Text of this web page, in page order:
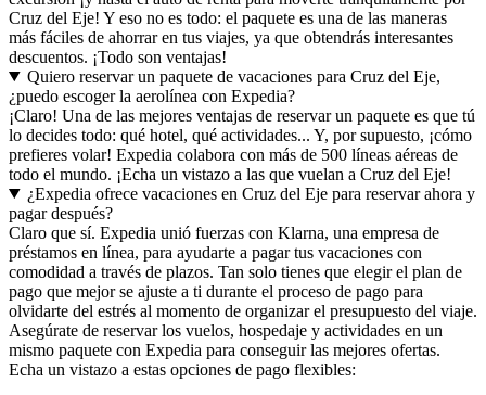
Cruz del Eje! Y eso no es todo: el paquete es una de las maneras
más fáciles de ahorrar en tus viajes, ya que obtendrás interesantes
descuentos. ¡Todo son ventajas!
Quiero reservar un paquete de vacaciones para Cruz del Eje,
¿puedo escoger la aerolínea con Expedia?
¡Claro! Una de las mejores ventajas de reservar un paquete es que tú
lo decides todo: qué hotel, qué actividades... Y, por supuesto, ¡cómo
prefieres volar! Expedia colabora con más de 500 líneas aéreas de
todo el mundo. ¡Echa un vistazo a las que vuelan a Cruz del Eje!
¿Expedia ofrece vacaciones en Cruz del Eje para reservar ahora y
pagar después?
Claro que sí. Expedia unió fuerzas con Klarna, una empresa de
préstamos en línea, para ayudarte a pagar tus vacaciones con
comodidad a través de plazos. Tan solo tienes que elegir el plan de
pago que mejor se ajuste a ti durante el proceso de pago para
olvidarte del estrés al momento de organizar el presupuesto del viaje.
Asegúrate de reservar los vuelos, hospedaje y actividades en un
mismo paquete con Expedia para conseguir las mejores ofertas.
Echa un vistazo a estas opciones de pago flexibles: